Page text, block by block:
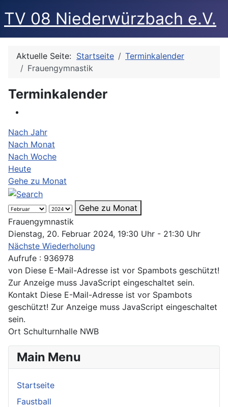
TV 08 Niederwürzbach e.V.
Aktuelle Seite: Startseite
Terminkalender
Frauengymnastik
Terminkalender
Nach Jahr
Nach Monat
Nach Woche
Heute
Gehe zu Monat
Gehe zu Monat
Frauengymnastik
Dienstag, 20. Februar 2024, 19:30 Uhr - 21:30 Uhr
Nächste Wiederholung
Aufrufe : 936978
von Diese E-Mail-Adresse ist vor Spambots geschützt!
Zur Anzeige muss JavaScript eingeschaltet sein.
Kontakt Diese E-Mail-Adresse ist vor Spambots
geschützt! Zur Anzeige muss JavaScript eingeschaltet
sein.
Ort Schulturnhalle NWB
Main Menu
Startseite
Faustball